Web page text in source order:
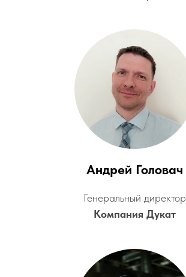
Андрей Головач
Генеральный директор
Компания Дукат